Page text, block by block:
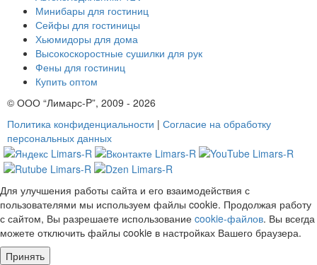
Минибары для гостиниц
Сейфы для гостиницы
Хьюмидоры для дома
Высокоскоростные сушилки для рук
Фены для гостиниц
Купить оптом
© ООО “Лимарс-P”, 2009 - 2026
Политика конфиденциальности | Согласие на обработку
персональных данных
Для улучшения работы сайта и его взаимодействия с
пользователями мы используем файлы cookie. Продолжая работу
с сайтом, Вы разрешаете использование cookie-файлов. Вы всегда
можете отключить файлы cookie в настройках Вашего браузера.
Принять